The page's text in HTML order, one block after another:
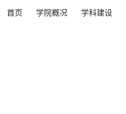
首页 学院概况 学科建设